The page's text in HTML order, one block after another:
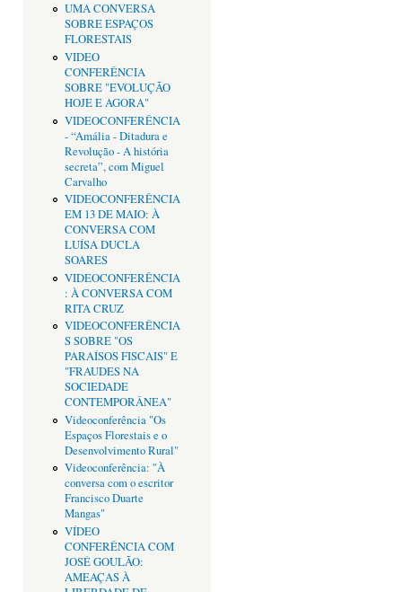
UMA CONVERSA
SOBRE ESPAÇOS
FLORESTAIS
VIDEO
CONFERÊNCIA
SOBRE "EVOLUÇÃO
HOJE E AGORA"
VIDEOCONFERÊNCIA
- “Amália - Ditadura e
Revolução - A história
secreta”, com Miguel
Carvalho
VIDEOCONFERÊNCIA
EM 13 DE MAIO: À
CONVERSA COM
LUÍSA DUCLA
SOARES
VIDEOCONFERÊNCIA
: À CONVERSA COM
RITA CRUZ
VIDEOCONFERÊNCIA
S SOBRE "OS
PARAÍSOS FISCAIS" E
"FRAUDES NA
SOCIEDADE
CONTEMPORÂNEA"
Videoconferência "Os
Espaços Florestais e o
Desenvolvimento Rural"
Videoconferência: "À
conversa com o escritor
Francisco Duarte
Mangas"
VÍDEO
CONFERÊNCIA COM
JOSÉ GOULÃO:
AMEAÇAS À